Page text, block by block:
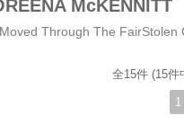
全15件 (15件
1